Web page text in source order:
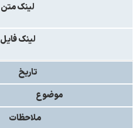
لینک متن
لینک فایل
تاریخ
موضوع
ملاحظات